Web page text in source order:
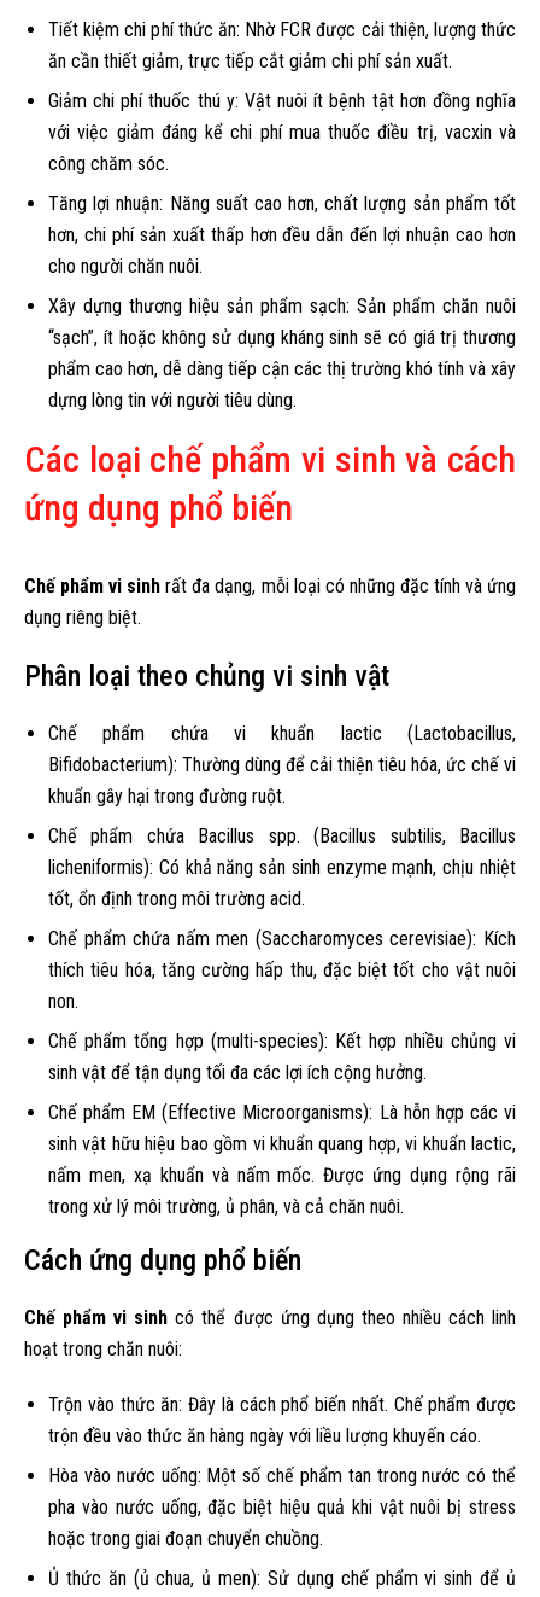
Tiết kiệm chi phí thức ăn: Nhờ FCR được cải thiện, lượng thức
ăn cần thiết giảm, trực tiếp cắt giảm chi phí sản xuất.
Giảm chi phí thuốc thú y: Vật nuôi ít bệnh tật hơn đồng nghĩa
với việc giảm đáng kể chi phí mua thuốc điều trị, vacxin và
công chăm sóc.
Tăng lợi nhuận: Năng suất cao hơn, chất lượng sản phẩm tốt
hơn, chi phí sản xuất thấp hơn đều dẫn đến lợi nhuận cao hơn
cho người chăn nuôi.
Xây dựng thương hiệu sản phẩm sạch: Sản phẩm chăn nuôi
“sạch”, ít hoặc không sử dụng kháng sinh sẽ có giá trị thương
phẩm cao hơn, dễ dàng tiếp cận các thị trường khó tính và xây
dựng lòng tin với người tiêu dùng.
Các loại chế phẩm vi sinh và cách
ứng dụng phổ biến
Chế phẩm vi sinh rất đa dạng, mỗi loại có những đặc tính và ứng
dụng riêng biệt.
Phân loại theo chủng vi sinh vật
Chế phẩm chứa vi khuẩn lactic (Lactobacillus,
Bifidobacterium): Thường dùng để cải thiện tiêu hóa, ức chế vi
khuẩn gây hại trong đường ruột.
Chế phẩm chứa Bacillus spp. (Bacillus subtilis, Bacillus
licheniformis): Có khả năng sản sinh enzyme mạnh, chịu nhiệt
tốt, ổn định trong môi trường acid.
Chế phẩm chứa nấm men (Saccharomyces cerevisiae): Kích
thích tiêu hóa, tăng cường hấp thu, đặc biệt tốt cho vật nuôi
non.
Chế phẩm tổng hợp (multi-species): Kết hợp nhiều chủng vi
sinh vật để tận dụng tối đa các lợi ích cộng hưởng.
Chế phẩm EM (Effective Microorganisms): Là hỗn hợp các vi
sinh vật hữu hiệu bao gồm vi khuẩn quang hợp, vi khuẩn lactic,
nấm men, xạ khuẩn và nấm mốc. Được ứng dụng rộng rãi
trong xử lý môi trường, ủ phân, và cả chăn nuôi.
Cách ứng dụng phổ biến
Chế phẩm vi sinh có thể được ứng dụng theo nhiều cách linh
hoạt trong chăn nuôi:
Trộn vào thức ăn: Đây là cách phổ biến nhất. Chế phẩm được
trộn đều vào thức ăn hàng ngày với liều lượng khuyến cáo.
Hòa vào nước uống: Một số chế phẩm tan trong nước có thể
pha vào nước uống, đặc biệt hiệu quả khi vật nuôi bị stress
hoặc trong giai đoạn chuyển chuồng.
Ủ thức ăn (ủ chua, ủ men): Sử dụng chế phẩm vi sinh để ủ